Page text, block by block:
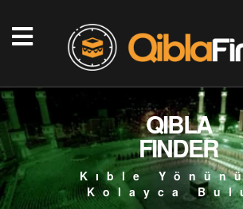
QIBLA
FINDER
Kıble
Kolayca